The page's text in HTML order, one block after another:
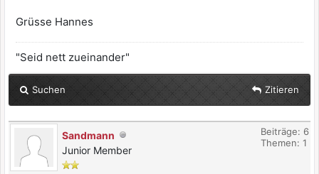
Grüsse Hannes
"Seid nett zueinander"
Suchen Zitieren
Sandmann
Junior Member
Beiträge: 6
Themen: 1